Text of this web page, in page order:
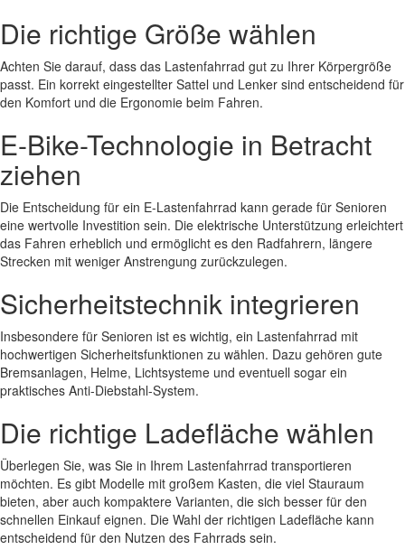
Die richtige Größe wählen
Achten Sie darauf, dass das Lastenfahrrad gut zu Ihrer Körpergröße
passt. Ein korrekt eingestellter Sattel und Lenker sind entscheidend für
den Komfort und die Ergonomie beim Fahren.
E-Bike-Technologie in Betracht
ziehen
Die Entscheidung für ein E-Lastenfahrrad kann gerade für Senioren
eine wertvolle Investition sein. Die elektrische Unterstützung erleichtert
das Fahren erheblich und ermöglicht es den Radfahrern, längere
Strecken mit weniger Anstrengung zurückzulegen.
Sicherheitstechnik integrieren
Insbesondere für Senioren ist es wichtig, ein Lastenfahrrad mit
hochwertigen Sicherheitsfunktionen zu wählen. Dazu gehören gute
Bremsanlagen, Helme, Lichtsysteme und eventuell sogar ein
praktisches Anti-Diebstahl-System.
Die richtige Ladefläche wählen
Überlegen Sie, was Sie in Ihrem Lastenfahrrad transportieren
möchten. Es gibt Modelle mit großem Kasten, die viel Stauraum
bieten, aber auch kompaktere Varianten, die sich besser für den
schnellen Einkauf eignen. Die Wahl der richtigen Ladefläche kann
entscheidend für den Nutzen des Fahrrads sein.